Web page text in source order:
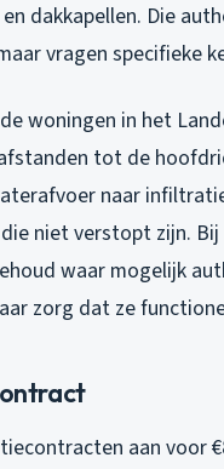
dakkapellen. Die
vragen specifieke
woningen in het
tot de
naar
niet verstopt zijn.
waar mogelijk
zorg dat ze
aan voor